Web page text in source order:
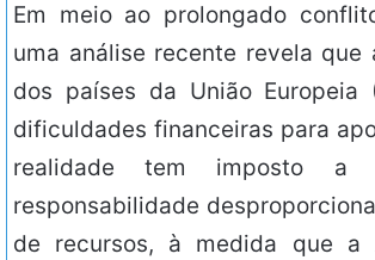
Em meio ao prolongado
uma análise recente revela que
dos países da União Europeia
dificuldades financeiras para
realidade tem imposto a
responsabilidade
de recursos, à medida que a